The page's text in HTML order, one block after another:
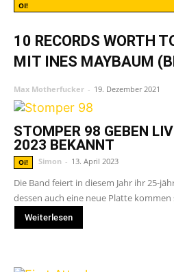
OI!
10 RECORDS WORTH
MIT INES MAYBAUM
Max Motherfucker - 19. Dezember 2021
STOMPER 98 GEBEN
2023 BEKANNT
Oi! Simon - 13. April 2023
Die Band feiert in diesem Jahr ihr 25-
dessen auch eine neue Platte kommen
Weiterlesen